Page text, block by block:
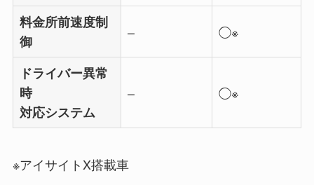
料金所前速度制
御
– ◯※
ドライバー異常
時
対応システム
– ◯※
※アイサイトX搭載車